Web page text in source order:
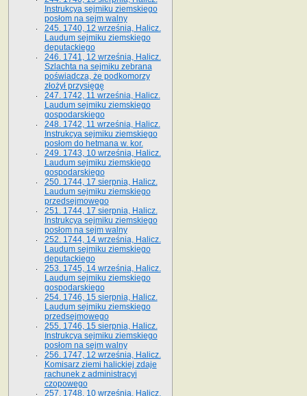
Instrukcya sejmiku ziemskiego
posłom na sejm walny
245. 1740, 12 września, Halicz.
Laudum sejmiku ziemskiego
deputackiego
246. 1741, 12 września, Halicz.
Szlachta na sejmiku zebrana
poświadcza, że podkomorzy
złożył przysięgę
247. 1742, 11 września, Halicz.
Laudum sejmiku ziemskiego
gospodarskiego
248. 1742, 11 września, Halicz.
Instrukcya sejmiku ziemskiego
posłom do hetmana w. kor.
249. 1743, 10 września, Halicz.
Laudum sejmiku ziemskiego
gospodarskiego
250. 1744, 17 sierpnia, Halicz.
Laudum sejmiku ziemskiego
przedsejmowego
251. 1744, 17 sierpnia, Halicz.
Instrukcya sejmiku ziemskiego
posłom na sejm walny
252. 1744, 14 września, Halicz.
Laudum sejmiku ziemskiego
deputackiego
253. 1745, 14 września, Halicz.
Laudum sejmiku ziemskiego
gospodarskiego
254. 1746, 15 sierpnia, Halicz.
Laudum sejmiku ziemskiego
przedsejmowego
255. 1746, 15 sierpnia, Halicz.
Instrukcya sejmiku ziemskiego
posłom na sejm walny
256. 1747, 12 września, Halicz.
Komisarz ziemi halickiej zdaje
rachunek z administracyi
czopowego
257. 1748, 10 września, Halicz.